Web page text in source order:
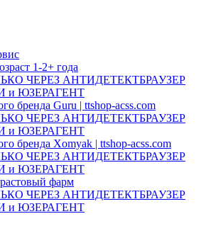
1-2+ года
ЧЕРЕЗ АНТИДЕТЕКТБРАУЗЕР
и ЮЗЕРАГЕНТ
бренда Guru | ttshop-acss.com
ЧЕРЕЗ АНТИДЕТЕКТБРАУЗЕР
и ЮЗЕРАГЕНТ
бренда Xomyak | ttshop-acss.com
ЧЕРЕЗ АНТИДЕТЕКТБРАУЗЕР
и ЮЗЕРАГЕНТ
фарм
ЧЕРЕЗ АНТИДЕТЕКТБРАУЗЕР
и ЮЗЕРАГЕНТ